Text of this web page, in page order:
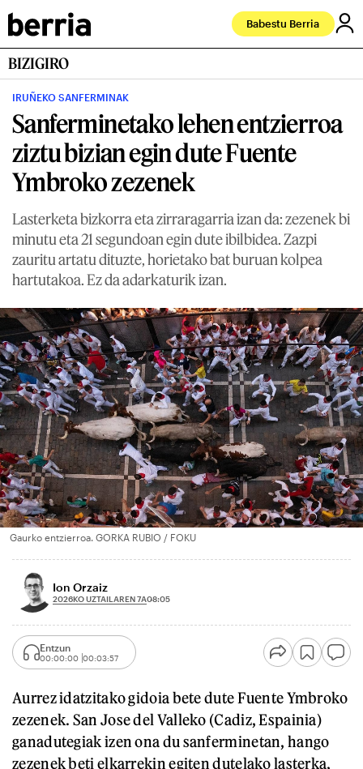
Babestu Berria
BIZIGIRO
IRUÑEKO SANFERMINAK
Sanferminetako lehen entzierroa
ziztu bizian egin dute Fuente
Ymbroko zezenek
Lasterketa bizkorra eta zirraragarria izan da: zezenek bi
minutu eta 21 segundoan egin dute ibilbidea. Zazpi
zauritu artatu dituzte, horietako bat buruan kolpea
hartutakoa. Ez da adarkaturik izan.
Gaurko entzierroa. GORKA RUBIO / FOKU
Ion Orzaiz
2026KO UZTAILAREN 7A08:05
Entzun
00:00:00 00:03:57
Aurrez idatzitako gidoia bete dute Fuente Ymbroko
zezenek. San Jose del Valleko (Cadiz, Espainia)
ganadutegiak izen ona du sanferminetan, hango
zezenek beti elkarrekin egiten dutelako lasterka,